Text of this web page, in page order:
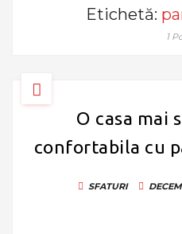
Etichetă:
1
O casa mai
confortabila cu
SFATURI